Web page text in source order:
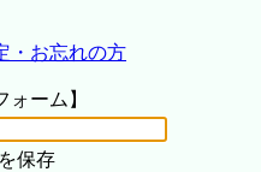
・お忘れの方
ォーム】
保存